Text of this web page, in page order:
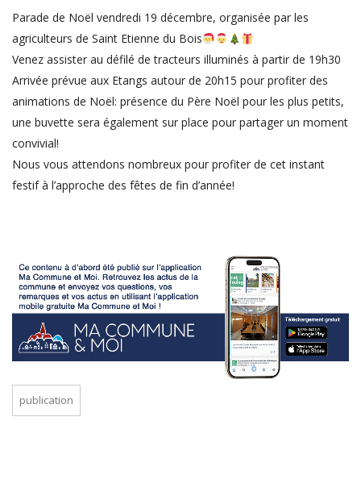
Parade de Noël vendredi 19 décembre, organisée par les
agriculteurs de Saint Etienne du Bois
Venez assister au défilé de tracteurs illuminés à partir de 19h30
Arrivée prévue aux Etangs autour de 20h15 pour profiter des
animations de Noël: présence du Père Noël pour les plus petits,
une buvette sera également sur place pour partager un moment
convivial!
Nous vous attendons nombreux pour profiter de cet instant
festif à l’approche des fêtes de fin d’année!
publication